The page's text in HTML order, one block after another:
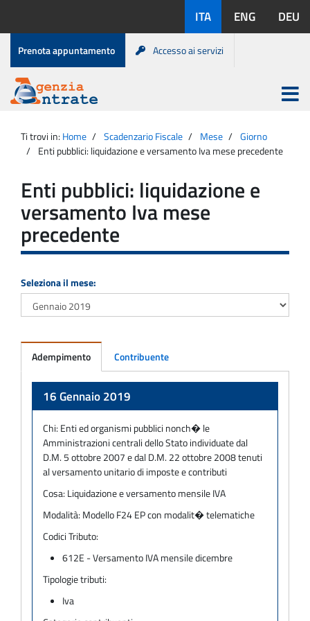
contenuto
disponibili:
ITA ENG DEU
Menu
di
servizio
Prenota appuntamento Accesso ai servizi
Agenzia
Entrate
Apri
menu
principale
Ti trovi in: Home Scadenzario Fiscale Mese
Giorno
Enti pubblici: liquidazione e versamento Iva mese precedente
Enti pubblici: liquidazione e
versamento Iva mese
precedente
Seleziona il mese:
Adempimento Contribuente
16 Gennaio 2019
Chi: Enti ed organismi pubblici nonch� le
Amministrazioni centrali dello Stato individuate dal
D.M. 5 ottobre 2007 e dal D.M. 22 ottobre 2008 tenuti
al versamento unitario di imposte e contributi
Cosa: Liquidazione e versamento mensile IVA
Modalità: Modello F24 EP con modalit� telematiche
Codici Tributo:
612E - Versamento IVA mensile dicembre
Tipologie tributi:
Iva